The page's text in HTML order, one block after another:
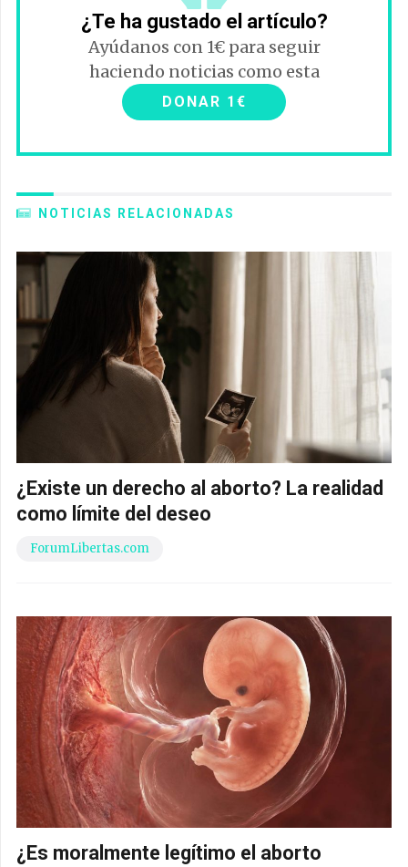
¿Te ha gustado el artículo?
Ayúdanos con 1€ para seguir
haciendo noticias como esta
DONAR 1€
NOTICIAS RELACIONADAS
¿Existe un derecho al aborto? La realidad
como límite del deseo
ForumLibertas.com
¿Es moralmente legítimo el aborto